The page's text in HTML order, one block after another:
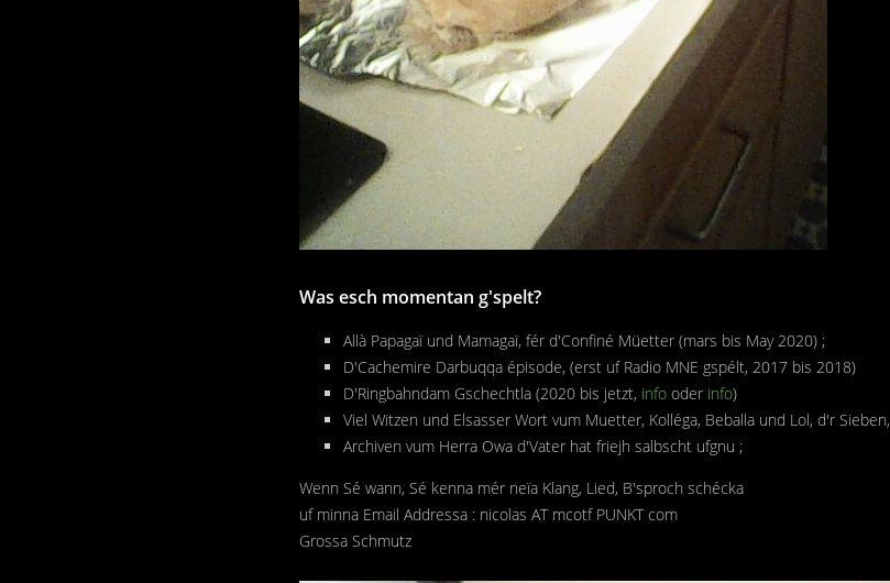
Was esch momentan g'spelt?
Allà Papagaï und Mamagaï, fér d'Confiné Müetter (mars bis May 2020) ;
D'Cachemire Darbuqqa épisode, (erst uf Radio MNE gspélt, 2017 bis 2018)
D'Ringbahndam Gschechtla (2020 bis jetzt, info oder info)
Viel Witzen und Elsasser Wort vum Muetter, Kolléga, Beballa und Lol, d'r Sieben,
Archiven vum Herra Owa d'Vater hat friejh salbscht ufgnu ;
Wenn Sé wann, Sé kenna mér neïa Klang, Lied, B'sproch schécka
uf minna Email Addressa : nicolas AT mcotf PUNKT com
Grossa Schmutz